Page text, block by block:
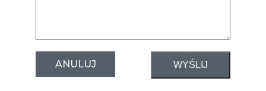
ANULUJ